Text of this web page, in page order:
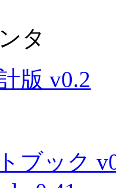
タ
版 v0.2
ブック